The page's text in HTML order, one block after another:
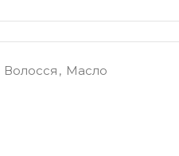
Волосся , Масло